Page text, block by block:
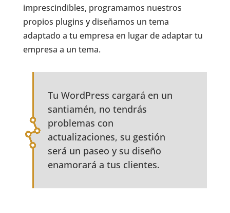
imprescindibles, programamos nuestros
propios plugins y diseñamos un tema
adaptado a tu empresa en lugar de adaptar tu
empresa a un tema.
Tu WordPress cargará en un
santiamén, no tendrás
problemas con
actualizaciones, su gestión
será un paseo y su diseño
enamorará a tus clientes.